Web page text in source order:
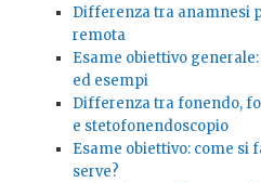
Differenza tra anamnesi
remota
Esame obiettivo
ed esempi
Differenza tra fonendo,
e stetofonendoscopio
Esame obiettivo: come si
serve?